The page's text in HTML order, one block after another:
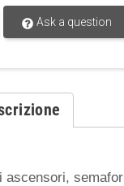
Ask a question